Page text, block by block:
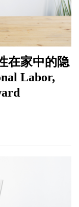
在家中的隐
Labor,